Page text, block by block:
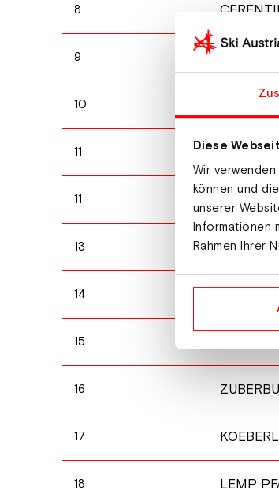
Diese
Wir
können und
unserer
Informationen
Rahmen Ihrer
8
9
10
11
11 PETTINI
13
14
15
16
17
18 LEMP